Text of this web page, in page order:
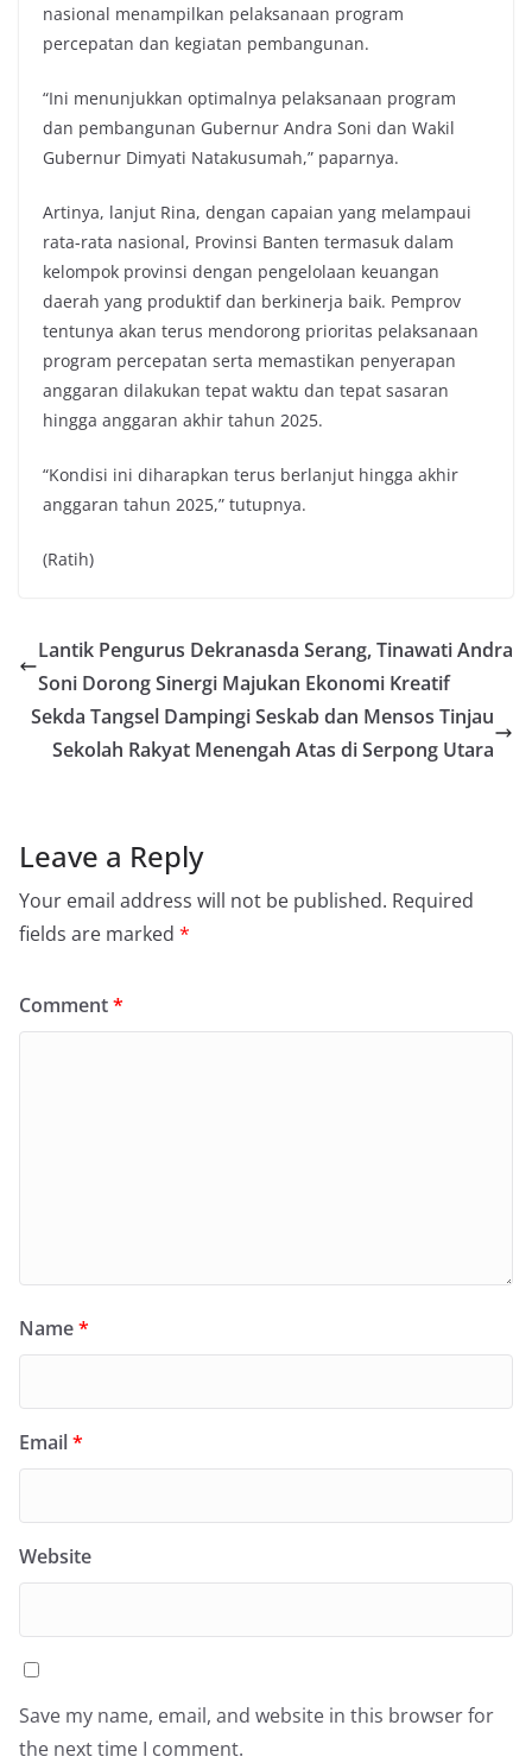
nasional menampilkan pelaksanaan program
percepatan dan kegiatan pembangunan.
“Ini menunjukkan optimalnya pelaksanaan program
dan pembangunan Gubernur Andra Soni dan Wakil
Gubernur Dimyati Natakusumah,” paparnya.
Artinya, lanjut Rina, dengan capaian yang melampaui
rata-rata nasional, Provinsi Banten termasuk dalam
kelompok provinsi dengan pengelolaan keuangan
daerah yang produktif dan berkinerja baik. Pemprov
tentunya akan terus mendorong prioritas pelaksanaan
program percepatan serta memastikan penyerapan
anggaran dilakukan tepat waktu dan tepat sasaran
hingga anggaran akhir tahun 2025.
“Kondisi ini diharapkan terus berlanjut hingga akhir
anggaran tahun 2025,” tutupnya.
(Ratih)
Lantik Pengurus Dekranasda Serang, Tinawati Andra
Soni Dorong Sinergi Majukan Ekonomi Kreatif
Sekda Tangsel Dampingi Seskab dan Mensos Tinjau
Sekolah Rakyat Menengah Atas di Serpong Utara
Leave a Reply
Your email address will not be published. Required
fields are marked *
Comment*
Name*
Email*
Website
Save my name, email, and website in this browser for
the next time I comment.